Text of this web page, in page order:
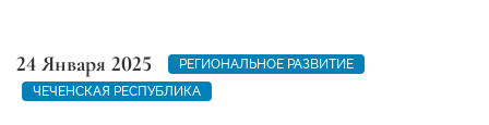
24 Января 2025
РЕГИОНАЛЬНОЕ РАЗВИТИЕ
ЧЕЧЕНСКАЯ РЕСПУБЛИКА